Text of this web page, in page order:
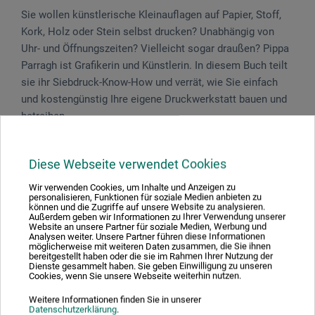
Diese Webseite verwendet Cookies
Wir verwenden Cookies, um Inhalte und Anzeigen zu
personalisieren, Funktionen für soziale Medien anbieten zu
können und die Zugriffe auf unsere Website zu analysieren.
Außerdem geben wir Informationen zu Ihrer Verwendung unserer
Website an unsere Partner für soziale Medien, Werbung und
Analysen weiter. Unsere Partner führen diese Informationen
möglicherweise mit weiteren Daten zusammen, die Sie ihnen
bereitgestellt haben oder die sie im Rahmen Ihrer Nutzung der
Dienste gesammelt haben. Sie geben Einwilligung zu unseren
Cookies, wenn Sie unsere Webseite weiterhin nutzen.
Weitere Informationen finden Sie in unserer
Datenschutzerklärung.
Sie wollen künstlerische Kleinauflagen auf Papier, Stoff,
Kork, Holz oder Stein selbst drucken? Unabhängig von
Uhr- und Öffnungszeiten? Vielleicht sogar draußen? Pippa
Parragh ist Grafikerin und Künstlerin. In diesem Buch teilt
sie ihr Siebdruck-Know-How und verrät, wie Sie einfach
und kostengünstig Ihre eigene Druckwerkstatt bauen und
betreiben.
schwarz-silber m. e. 5-farbigen Inspirationsbogen,
Schweizer Broschur m. offenem Rücken und
Transparentpapier-Vierseiter, dt., Verlag Hermann Schmidt
2021
Produktbewertungen (0)